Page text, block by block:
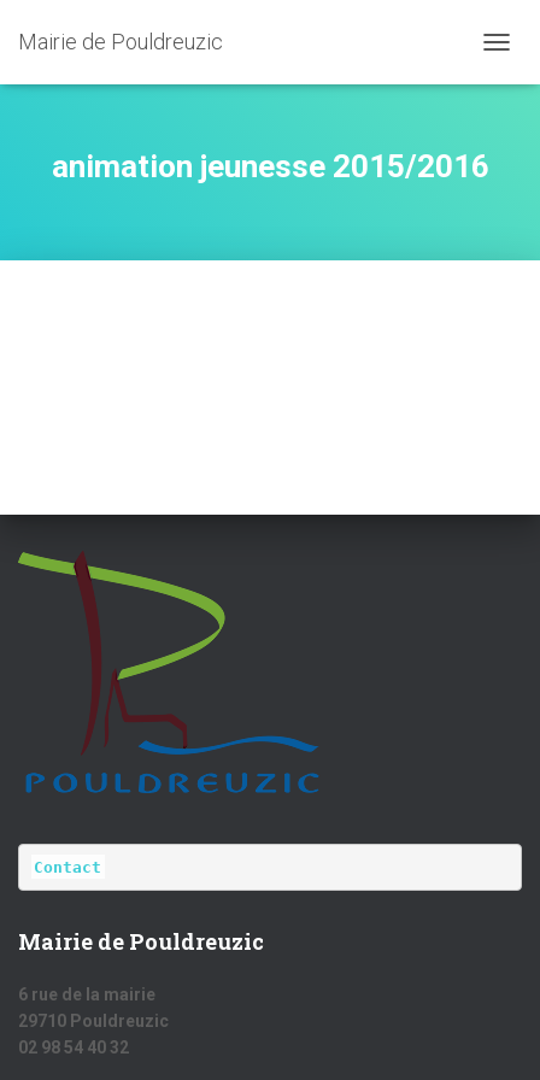
Mairie de Pouldreuzic
animation jeunesse 2015/2016
Contact
Mairie de Pouldreuzic
6 rue de la mairie
29710 Pouldreuzic
02 98 54 40 32